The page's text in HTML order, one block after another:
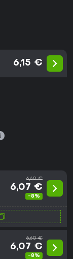
6,15 €
6,60 €
6,07 €
-8%
6,60 €
6,07 €
-8%